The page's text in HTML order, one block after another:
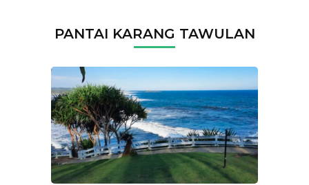
PANTAI KARANG TAWULAN